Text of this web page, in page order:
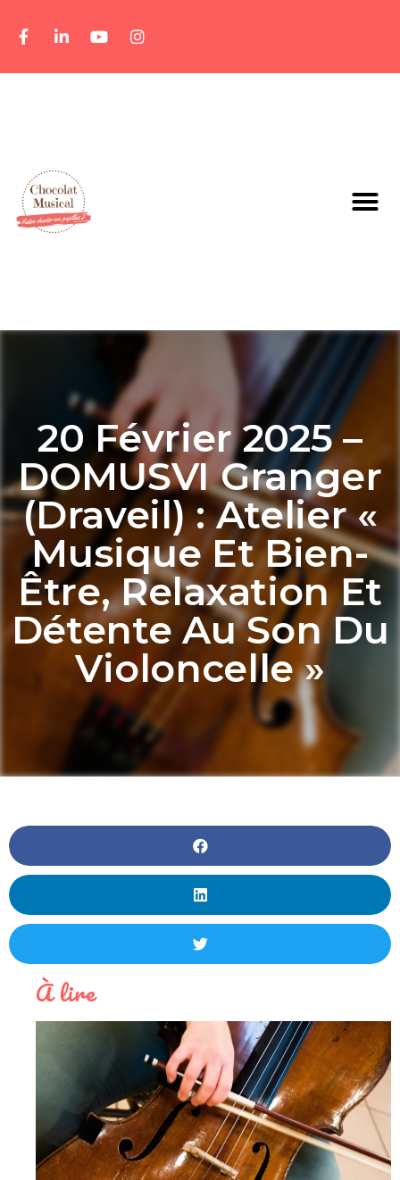
20 Février 2025 –
DOMUSVI Granger
(Draveil) : Atelier «
Musique Et Bien-
Être, Relaxation Et
Détente Au Son Du
Violoncelle »
À lire